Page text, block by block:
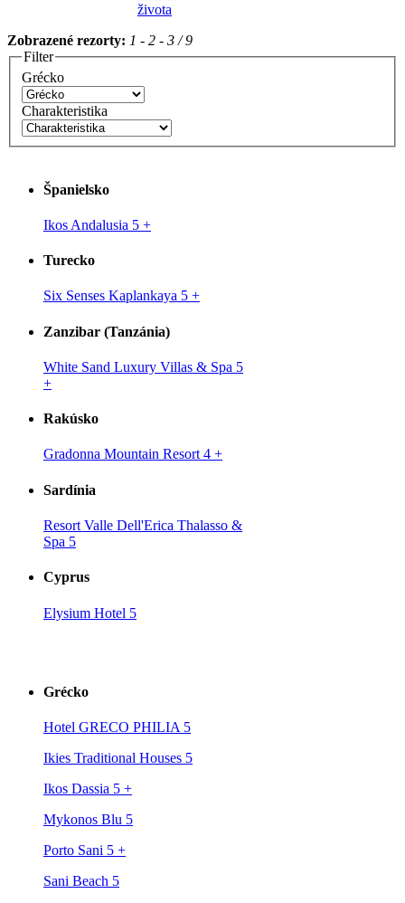
života
Zobrazené rezorty: 1 - 2 - 3 / 9
Filter
Grécko
Charakteristika
Španielsko
Ikos Andalusia 5 +
Turecko
Six Senses Kaplankaya 5 +
Zanzibar (Tanzánia)
White Sand Luxury Villas & Spa 5
+
Rakúsko
Gradonna Mountain Resort 4 +
Sardínia
Resort Valle Dell'Erica Thalasso &
Spa 5
Cyprus
Elysium Hotel 5
Grécko
Hotel GRECO PHILIA 5
Ikies Traditional Houses 5
Ikos Dassia 5 +
Mykonos Blu 5
Porto Sani 5 +
Sani Beach 5